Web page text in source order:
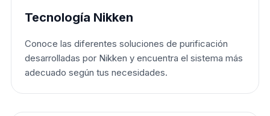
Tecnología Nikken
Conoce las diferentes soluciones de purificación
desarrolladas por Nikken y encuentra el sistema más
adecuado según tus necesidades.